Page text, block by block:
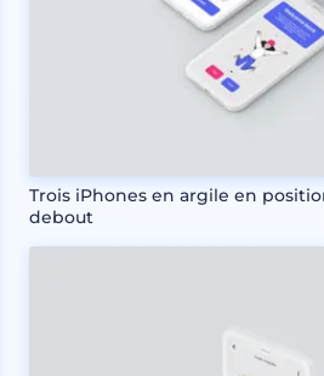
Trois iPhones en argile en
debout